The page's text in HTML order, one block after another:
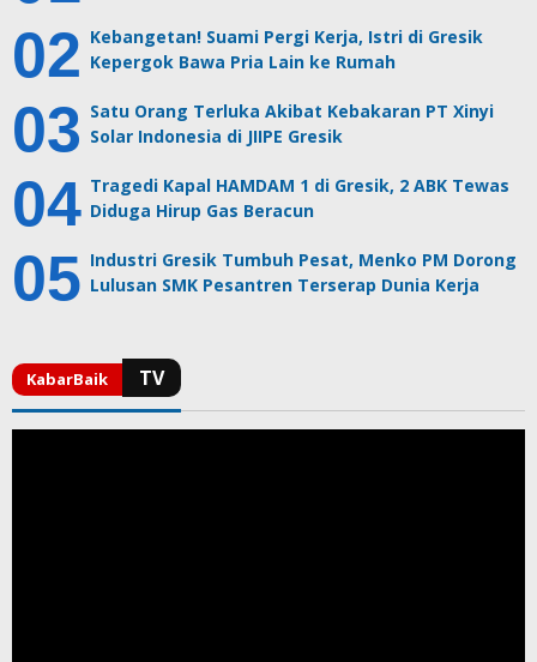
Kebangetan! Suami Pergi Kerja, Istri di Gresik
Kepergok Bawa Pria Lain ke Rumah
Satu Orang Terluka Akibat Kebakaran PT Xinyi
Solar Indonesia di JIIPE Gresik
Tragedi Kapal HAMDAM 1 di Gresik, 2 ABK Tewas
Diduga Hirup Gas Beracun
Industri Gresik Tumbuh Pesat, Menko PM Dorong
Lulusan SMK Pesantren Terserap Dunia Kerja